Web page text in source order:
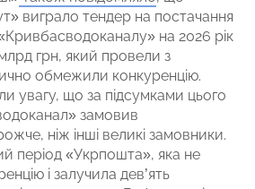
виграло тендер на постачання
на 2026 рік
грн, який провели з
обмежили конкуренцію.
увагу, що за підсумками цього
замовив
ніж інші великі замовники.
період «Укрпошта», яка не
і залучила дев’ять